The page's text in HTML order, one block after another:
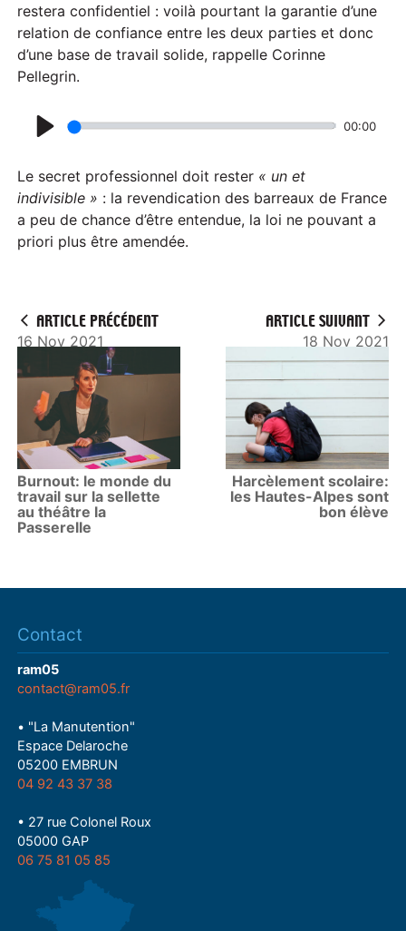
a
y
restera confidentiel : voilà pourtant la garantie d’une
relation de confiance entre les deux parties et donc
d’une base de travail solide, rappelle Corinne
Pellegrin.
l
a
y
00:00
Le secret professionnel doit rester « un et
indivisible » : la revendication des barreaux de France
a peu de chance d’être entendue, la loi ne pouvant a
priori plus être amendée.
ARTICLE PRÉCÉDENT
16 Nov 2021
Burnout: le monde du
travail sur la sellette
au théâtre la
Passerelle
ARTICLE SUIVANT
18 Nov 2021
Harcèlement scolaire:
les Hautes-Alpes sont
bon élève
Contact
ram05
contact@ram05.fr
• "La Manutention"
Espace Delaroche
05200 EMBRUN
04 92 43 37 38
• 27 rue Colonel Roux
05000 GAP
06 75 81 05 85